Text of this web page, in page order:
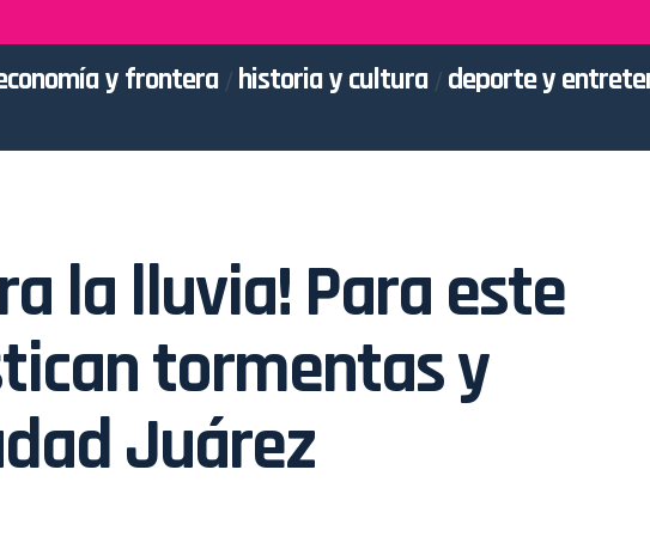
y frontera historia y cultura deporte y
la lluvia! Para este
tormentas y
Juárez